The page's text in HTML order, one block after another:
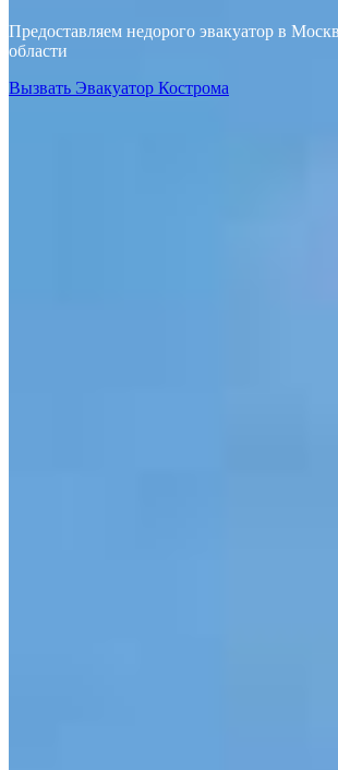
Предоставляем недорого эвакуатор в
области
Вызвать Эвакуатор Кострома